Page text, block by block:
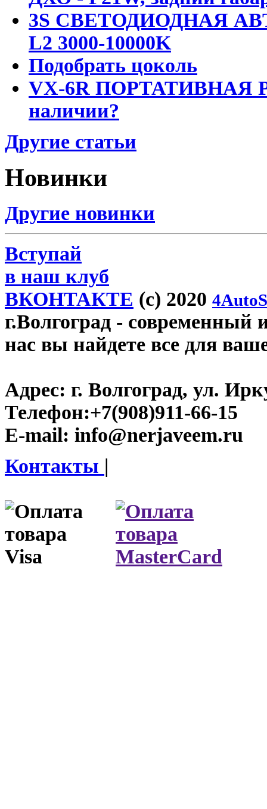
3S СВЕТОДИОДНАЯ
L2 3000-10000K
Подобрать цоколь
VX-6R ПОРТАТИВНАЯ
наличии?
Другие статьи
Новинки
Другие новинки
Вступай
в наш клуб
ВКОНТАКТЕ (c) 2020
г.Волгоград - современный
нас вы найдете все для
Адрес: г. Волгоград, ул.
Телефон:+7(908)911-66-15
E-mail: info@nerjaveem.ru
Контакты |